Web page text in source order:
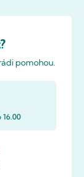
pomohou.
16.00